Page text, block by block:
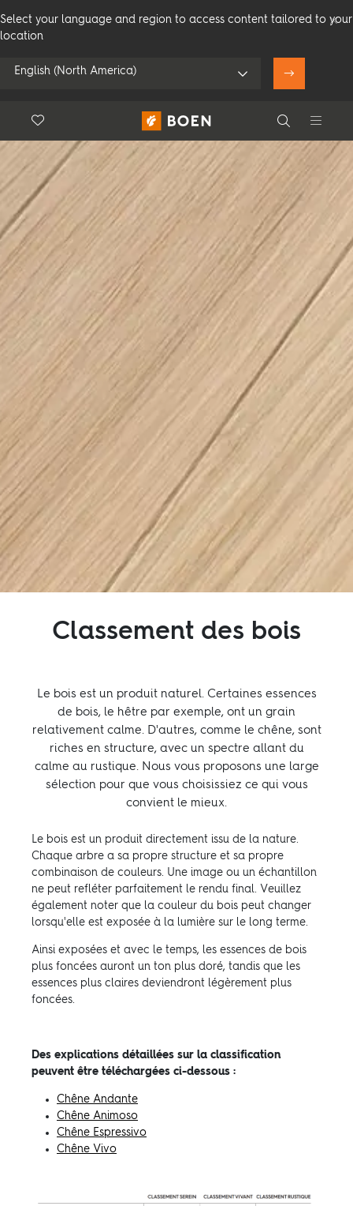
Select your language and region to access content tailored to your
location
English (North America)
Utiliser ma
position
Voir tous les revendeurs
Search
Search
Floor.Wishlist
Consommateur Professionnel
Produits
Inspiration
Durabilité
Technique
Nous suivre:
FacebookInstagram
PinterestLinkedinYoutube
Classement des bois
Le bois est un produit naturel. Certaines essences
de bois, le hêtre par exemple, ont un grain
relativement calme. D'autres, comme le chêne, sont
riches en structure, avec un spectre allant du
calme au rustique. Nous vous proposons une large
sélection pour que vous choisissiez ce qui vous
convient le mieux.
Le bois est un produit directement issu de la nature.
Chaque arbre a sa propre structure et sa propre
combinaison de couleurs. Une image ou un échantillon
ne peut refléter parfaitement le rendu final. Veuillez
également noter que la couleur du bois peut changer
lorsqu'elle est exposée à la lumière sur le long terme.
Ainsi exposées et avec le temps, les essences de bois
plus foncées auront un ton plus doré, tandis que les
essences plus claires deviendront légèrement plus
foncées.
Des explications détaillées sur la classification
peuvent être téléchargées ci-dessous :
Chêne Andante
Chêne Animoso
Chêne Espressivo
Chêne Vivo